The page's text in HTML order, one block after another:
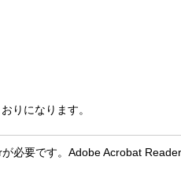
りになります。
必要です。Adobe Acrobat